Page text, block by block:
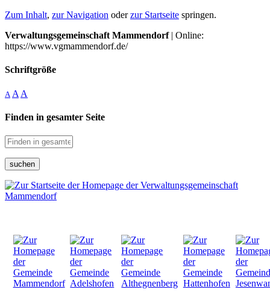
Zum Inhalt, zur Navigation oderzur Startseite springen.
Verwaltungsgemeinschaft Mammendorf| Online:
https://www.vgmammendorf.de/
Schriftgröße
A A A
Finden in gesamter Seite
suchen